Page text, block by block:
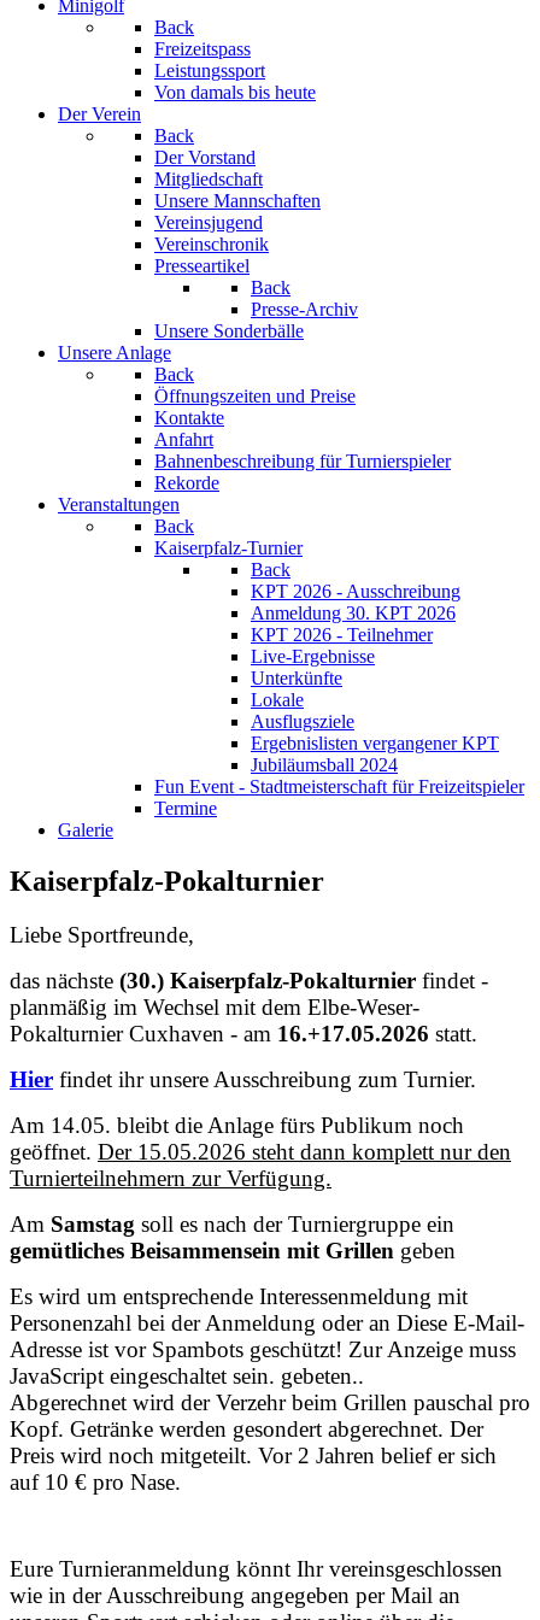
Minigolf
Back
Freizeitspass
Leistungssport
Von damals bis heute
Der Verein
Back
Der Vorstand
Mitgliedschaft
Unsere Mannschaften
Vereinsjugend
Vereinschronik
Presseartikel
Back
Presse-Archiv
Unsere Sonderbälle
Unsere Anlage
Back
Öffnungszeiten und Preise
Kontakte
Anfahrt
Bahnenbeschreibung für Turnierspieler
Rekorde
Veranstaltungen
Back
Kaiserpfalz-Turnier
Back
KPT 2026 - Ausschreibung
Anmeldung 30. KPT 2026
KPT 2026 - Teilnehmer
Live-Ergebnisse
Unterkünfte
Lokale
Ausflugsziele
Ergebnislisten vergangener KPT
Jubiläumsball 2024
Fun Event - Stadtmeisterschaft für Freizeitspieler
Termine
Galerie
Kaiserpfalz-Pokalturnier
Liebe Sportfreunde,
das nächste (30.) Kaiserpfalz-Pokalturnier findet -
planmäßig im Wechsel mit dem Elbe-Weser-
Pokalturnier Cuxhaven - am 16.+17.05.2026 statt.
Hier findet ihr unsere Ausschreibung zum Turnier.
Am 14.05. bleibt die Anlage fürs Publikum noch
geöffnet. Der 15.05.2026 steht dann komplett nur den
Turnierteilnehmern zur Verfügung.
Am Samstag soll es nach der Turniergruppe ein
gemütliches Beisammensein mit Grillen geben
Es wird um entsprechende Interessenmeldung mit
Personenzahl bei der Anmeldung oder an Diese E-Mail-
Adresse ist vor Spambots geschützt! Zur Anzeige muss
JavaScript eingeschaltet sein. gebeten..
Abgerechnet wird der Verzehr beim Grillen pauschal pro
Kopf. Getränke werden gesondert abgerechnet. Der
Preis wird noch mitgeteilt. Vor 2 Jahren belief er sich
auf 10 € pro Nase.
Eure Turnieranmeldung könnt Ihr vereinsgeschlossen
wie in der Ausschreibung angegeben per Mail an